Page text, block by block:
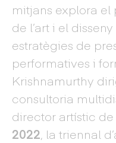
mitjans explora
de l’art i el
estratègies de
performatives i
Krishnamurthy
consultoria
director artístic de
2022, la triennal